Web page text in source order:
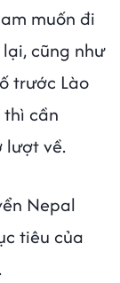
muốn đi
cũng như
trước Lào
cần
lượt về.
Nepal
tiêu của